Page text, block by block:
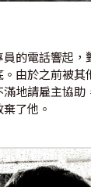
的電話響起，
由於之前被其
地請雇主協助
了他。